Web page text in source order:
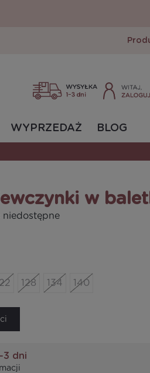
WYPRZEDAŻ BLOG
w
niedostępne
128 134 140
dni